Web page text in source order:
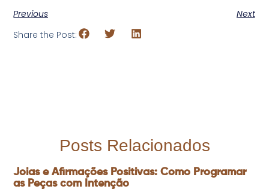
Previous
Next
Share the Post:
Posts Relacionados
Joias e Afirmações Positivas: Como Programar
as Peças com Intenção